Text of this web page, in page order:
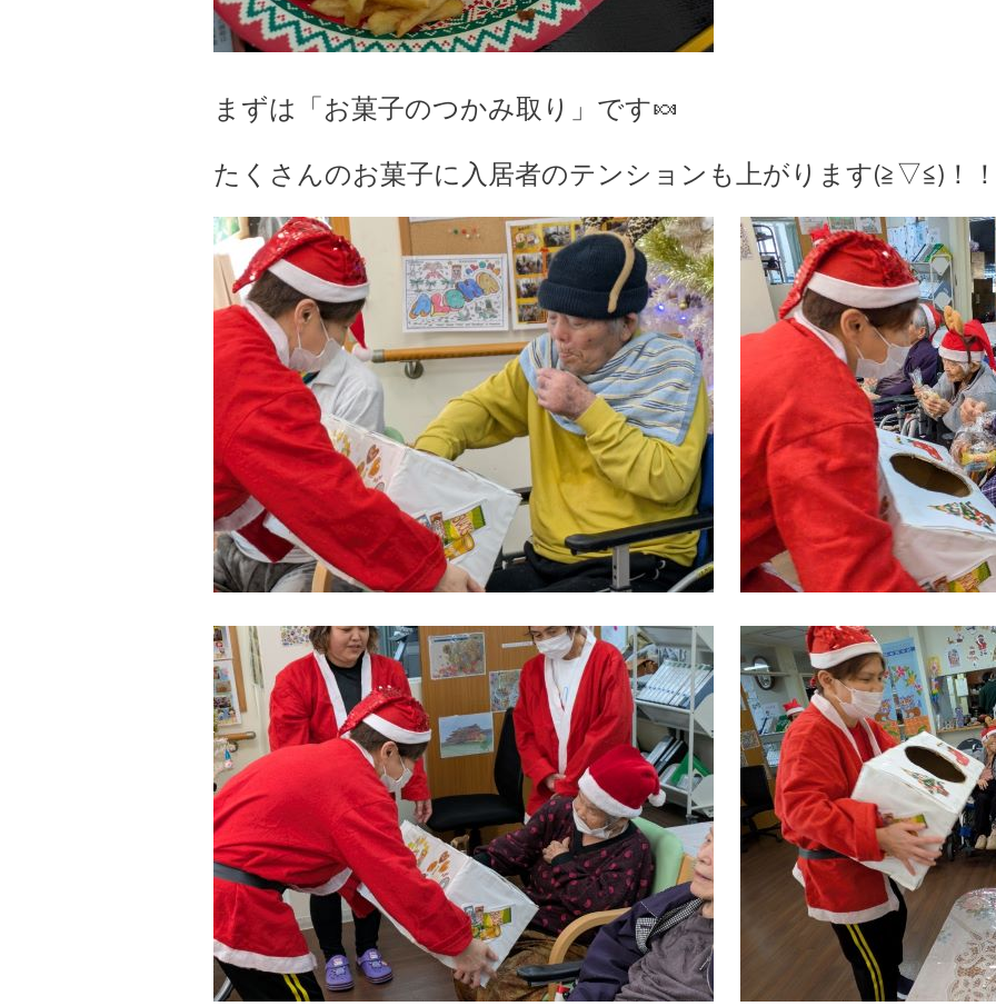
まずは「お菓子のつかみ取り」です🍬
たくさんのお菓子に入居者のテンションも上がります(≧▽≦)！